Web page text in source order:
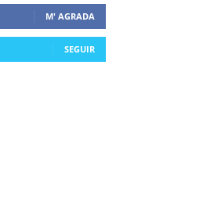
M' AGRADA
SEGUIR